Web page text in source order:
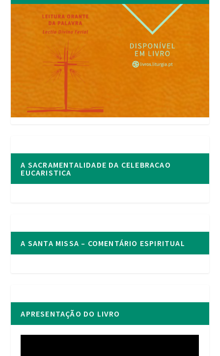
A SACRAMENTALIDADE DA CELEBRACAO
EUCARISTICA
A SANTA MISSA – COMENTÁRIO ESPIRITUAL
APRESENTAÇÃO DO LIVRO